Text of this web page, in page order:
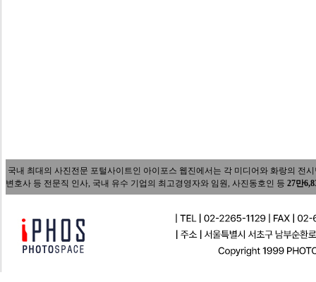
국내 최대의 사진전문 포털사이트인 아이포스 웹진에서는 각 미디어와 화랑의 전
변호사 등 전문직 인사, 국내 유수 기업의 최고경영자와 임원, 사진동호인 등 27만